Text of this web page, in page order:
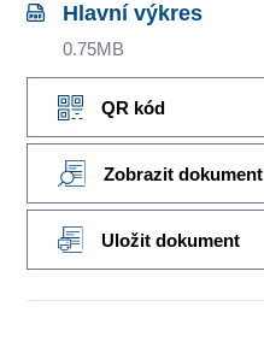
Hlavní výkres
0.75MB
QR kód
Zobrazit dokument
Uložit dokument